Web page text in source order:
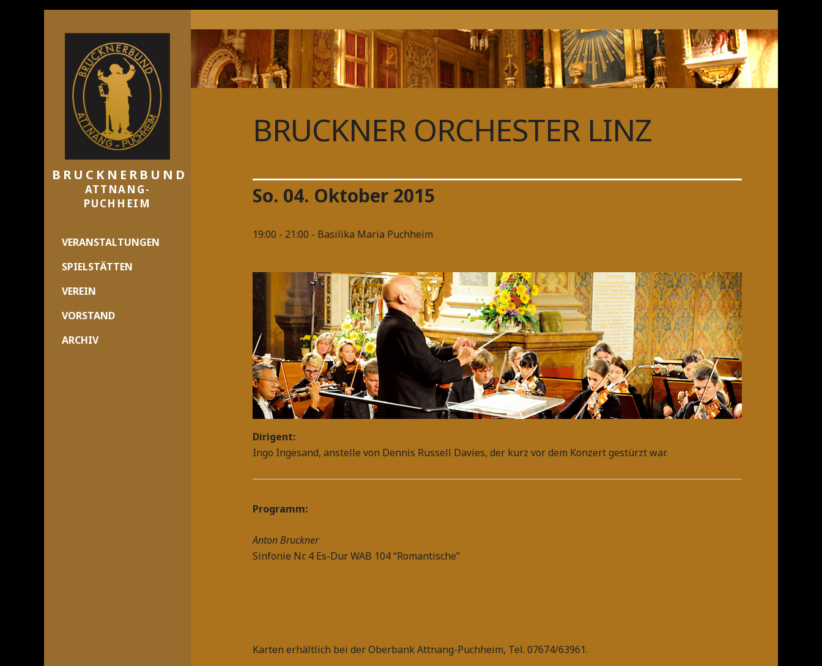
BRUCKNERBUND
ATTNANG-
PUCHHEIM
VERANSTALTUNGEN
SPIELSTÄTTEN
VEREIN
VORSTAND
ARCHIV
BRUCKNER ORCHESTER LINZ
So. 04. Oktober 2015
19:00 - 21:00 - Basilika Maria Puchheim
Dirigent:
Ingo Ingesand, anstelle von Dennis Russell Davies, der kurz vor dem Konzert gestürzt war.
Programm:
Anton Bruckner
Sinfonie Nr. 4 Es-Dur WAB 104 “Romantische”
Karten erhältlich bei der Oberbank Attnang-Puchheim, Tel. 07674/63961.